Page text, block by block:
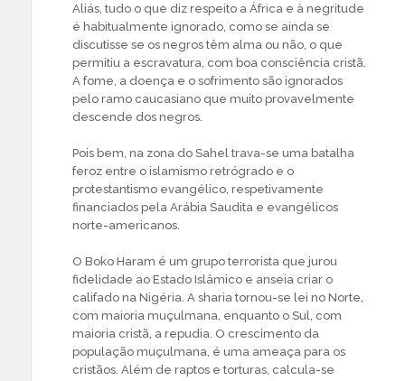
Aliás, tudo o que diz respeito a África e à negritude
é habitualmente ignorado, como se ainda se
discutisse se os negros têm alma ou não, o que
permitiu a escravatura, com boa consciência cristã.
A fome, a doença e o sofrimento são ignorados
pelo ramo caucasiano que muito provavelmente
descende dos negros.
Pois bem, na zona do Sahel trava-se uma batalha
feroz entre o islamismo retrógrado e o
protestantismo evangélico, respetivamente
financiados pela Arábia Saudita e evangélicos
norte-americanos.
O Boko Haram é um grupo terrorista que jurou
fidelidade ao Estado Islâmico e anseia criar o
califado na Nigéria. A sharia tornou-se lei no Norte,
com maioria muçulmana, enquanto o Sul, com
maioria cristã, a repudia. O crescimento da
população muçulmana, é uma ameaça para os
cristãos. Além de raptos e torturas, calcula-se